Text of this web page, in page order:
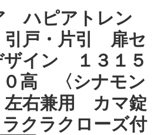
ハピアトレン
戸・片引 扉セ
イン １３１５
高 〈シナモン
右兼用 カマ錠
クラクローズ付